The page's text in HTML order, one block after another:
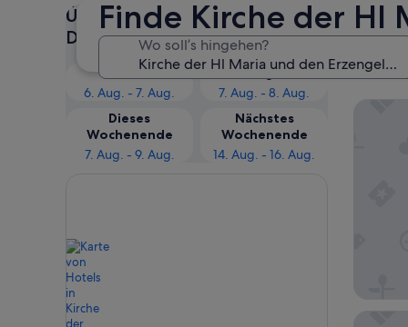
Finde Kirche der Hl
Wo soll’s hingehen?
Überprüfe die Preise für diese
Daten
Heute
6. Aug. - 7. Aug.
Morgen
7. Aug. - 8. Aug.
Dieses
Wochenende
7. Aug. - 9. Aug.
Nächstes
Wochenende
14. Aug. - 16. Aug.
Creek